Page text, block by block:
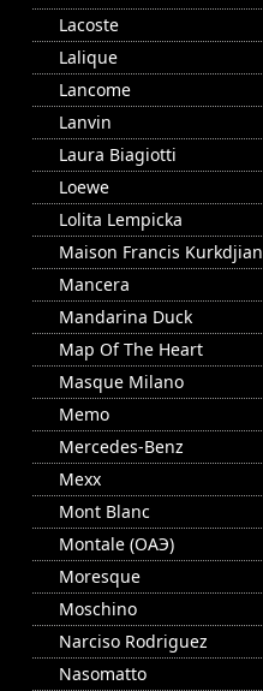
Lacoste
Lalique
Lancome
Lanvin
Laura Biagiotti
Loewe
Lolita Lempicka
Maison Francis Kurkdjian
Mancera
Mandarina Duck
Map Of The Heart
Masque Milano
Memo
Mercedes-Benz
Mexx
Mont Blanc
Montale (ОАЭ)
Moresque
Moschino
Narciso Rodriguez
Nasomatto